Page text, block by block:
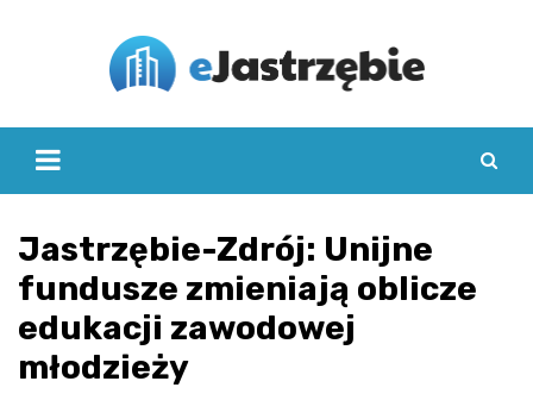
Jastrzębie-Zdrój: Unijne
fundusze zmieniają oblicze
edukacji zawodowej
młodzieży